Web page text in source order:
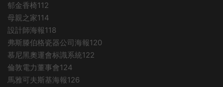
郁金香椅112
母親之家114
設計師海報118
弗斯滕伯格瓷器公司海報120
慕尼黑奧運會标識系統122
倫敦電力董事會124
馬雅可夫斯基海報126